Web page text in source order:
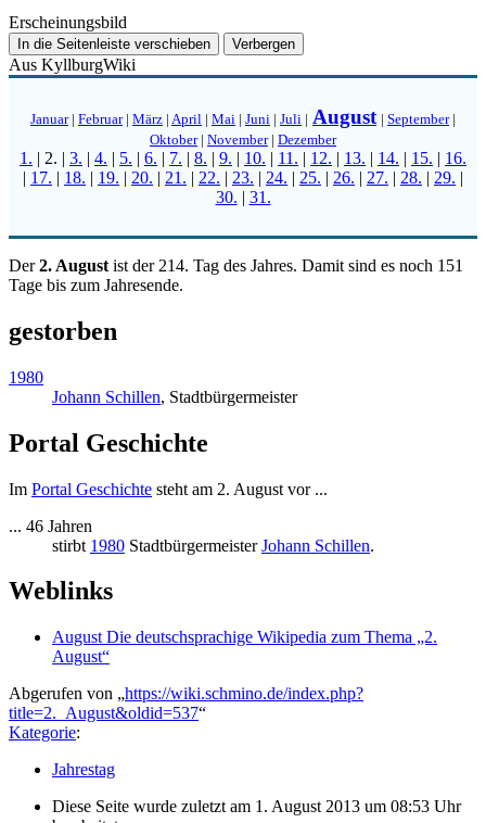
Erscheinungsbild
In die Seitenleiste verschieben Verbergen
Aus KyllburgWiki
Januar| Februar| März | April | Mai | Juni | Juli | August | September|
Oktober| November| Dezember
1. | 2. | 3. | 4. | 5. | 6. | 7. | 8. | 9. | 10. | 11. | 12. | 13. | 14. | 15. | 16.
| 17. | 18. | 19. | 20. | 21. | 22. | 23. | 24. | 25. | 26. | 27. | 28. | 29. |
30. | 31.
Der2. August ist der 214. Tag des Jahres. Damit sind es noch 151
Tage bis zum Jahresende.
gestorben
1980
Johann Schillen, Stadtbürgermeister
Portal Geschichte
Im Portal Geschichte steht am 2. August vor ...
... 46 Jahren
stirbt 1980 StadtbürgermeisterJohann Schillen.
Weblinks
August Die deutschsprachige Wikipedia zum Thema „2.
August“
Abgerufen von „https://wiki.schmino.de/index.php?
title=2._August&oldid=537“
Kategorie:
Jahrestag
Diese Seite wurde zuletzt am 1. August 2013 um 08:53 Uhr